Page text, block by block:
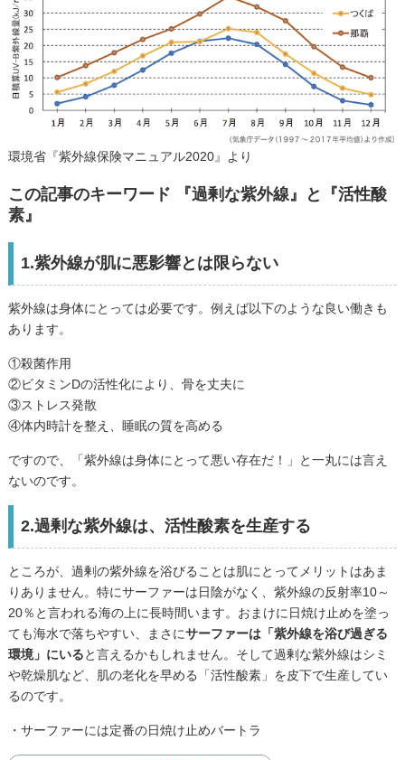
環境省『紫外線保険マニュアル2020』より
この記事のキーワード 『過剰な紫外線』と『活性酸
素』
1.紫外線が肌に悪影響とは限らない
紫外線は身体にとっては必要です。例えば以下のような良い働きも
あります。
①殺菌作用
②ビタミンDの活性化により、骨を丈夫に
③ストレス発散
④体内時計を整え、睡眠の質を高める
ですので、「紫外線は身体にとって悪い存在だ！」と一丸には言え
ないのです。
2.過剰な紫外線は、活性酸素を生産する
ところが、過剰の紫外線を浴びることは肌にとってメリットはあま
りありません。特にサーファーは日陰がなく、紫外線の反射率10～
20％と言われる海の上に長時間います。おまけに日焼け止めを塗っ
ても海水で落ちやすい、まさにサーファーは「紫外線を浴び過ぎる
環境」にいると言えるかもしれません。そして過剰な紫外線はシミ
や乾燥肌など、肌の老化を早める「活性酸素」を皮下で生産してい
るのです。
・サーファーには定番の日焼け止めバートラ